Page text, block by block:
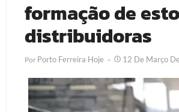
formação de
distribuidoras
Por Porto Ferreira Hoje 12 De Março